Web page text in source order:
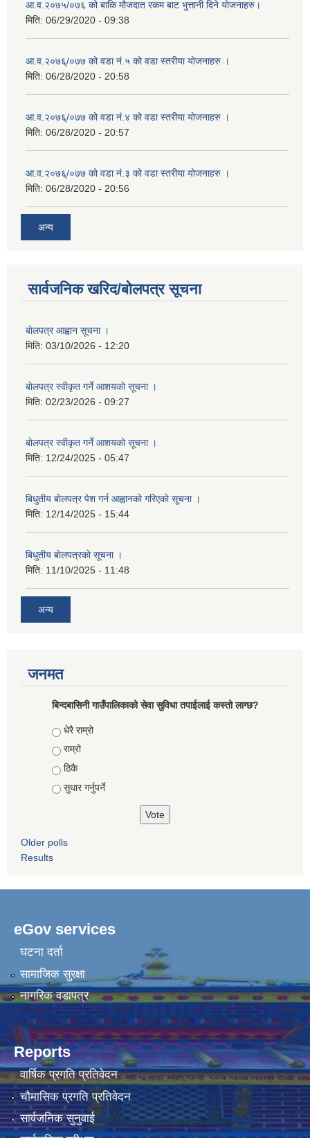
आ.व.२०७५/०७६ को बाकि मौजदात रकम बाट भुत्तानी दिने योजनाहरु।
मिति: 06/29/2020 - 09:38
आ.व.२०७६्/०७७ को वडा नं.५ को वडा स्तरीया योजनाहरु ।
मिति: 06/28/2020 - 20:58
आ.व.२०७६्/०७७ को वडा नं.४ को वडा स्तरीया योजनाहरु ।
मिति: 06/28/2020 - 20:57
आ.व.२०७६्/०७७ को वडा नं.३ को वडा स्तरीया योजनाहरु ।
मिति: 06/28/2020 - 20:56
अन्य
सार्वजनिक खरिद/बोलपत्र सूचना
बाेलपत्र आह्वान सूचना ।
मिति: 03/10/2026 - 12:20
बाेलपत्र स्वीकृत गर्ने आशयकाे सूचना ।
मिति: 02/23/2026 - 09:27
बाेलपत्र स्वीकृत गर्ने आशयकाे सूचना ।
मिति: 12/24/2025 - 05:47
बिधुतीय बाेलपत्र पेश गर्न आह्वानको गरिएकाे सूचना ।
मिति: 12/14/2025 - 15:44
बिधुतीय बाेलपत्रकाे सूचना ।
मिति: 11/10/2025 - 11:48
अन्य
जनमत
बिन्दबासिनी गाउँपालिकाको सेवा सुविधा तपाईलाई कस्तो लाग्छ?
Choices
धेरै राम्रो
राम्रो
ठिकै
सुधार गर्नुपर्ने
Older polls
Results
eGov services
घटना दर्ता
सामाजिक सुरक्षा
नागरिक वडापत्र
Reports
वार्षिक प्रगति प्रतिवेदन
चौमासिक प्रगति प्रतिवेदन
सार्वजनिक सुनुवाई